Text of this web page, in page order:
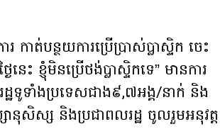
កាត់បន្ថយការប្រើប្រាស់ប្លាស្ទិក ចេះ
ះ ខ្ញុំមិនប្រើថង់ប្លាស្ទិកទេ” មានការ
ឋទូទាំងប្រទេសជាង៩,៧អង្គ/នាក់ និង
ស្សានុសិស្ស និងប្រជាពលរដ្ឋ ចូលរួមអនុវត្ត